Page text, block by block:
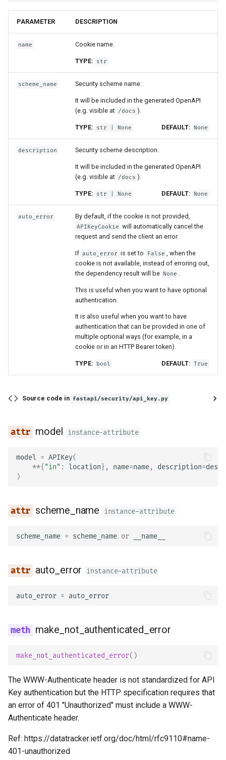
디버깅
Usage
Example
make_authenticate_headers
make_not_authenticated_err
scheme_name
make_not_authenticated_err
or
HTTP Credentials
HTTPBasicCredentials
username
model
scheme_name
auto_error
PARAMETER DESCRIPTION
name Cookie name.
TYPE: str
scheme_name Security scheme name.
It will be included in the generated OpenAPI
(e.g. visible at /docs ).
TYPE: str | None DEFAULT: None
description Security scheme description.
It will be included in the generated OpenAPI
(e.g. visible at /docs ).
TYPE: str | None DEFAULT: None
auto_error By default, if the cookie is not provided,
APIKeyCookie will automatically cancel the
request and send the client an error.
If auto_error is set to False
, when the
cookie is not available, instead of erroring out,
the dependency result will be None
This is useful when you want to have optional
authentication.
It is also useful when you want to have
authentication that can be provided in one of
multiple optional ways (for example, in a
cookie or in an HTTP Bearer token).
TYPE: bool DEFAULT: True
Source code in fastapi/security/api_key.py
model instance-attribute
model = APIKey(
**{ "in" : location }, name=name, description=
)
scheme_name instance-attribute
scheme_name = scheme_name or __name__
auto_error instance-attribute
auto_error = auto_error
make_not_authenticated_error
make_not_authenticated_error()
The WWW-Authenticate header is not standardized for API
Key authentication but the HTTP specification requires that
an error of 401 "Unauthorized" must include a WWW-
Authenticate header.
Ref: https://datatracker.ietf.org/doc/html/rfc9110#name-
401-unauthorized